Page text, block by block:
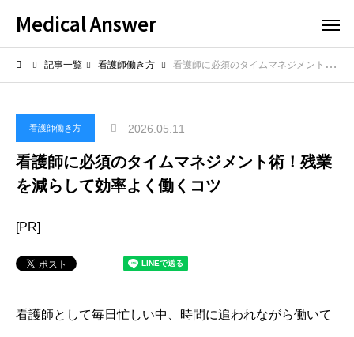
Medical Answer
記事一覧 看護師働き方 看護師に必須のタイムマネジメント術！残業を減らして効率よく働くコツ
看護師働き方 2026.05.11
看護師に必須のタイムマネジメント術！残業
を減らして効率よく働くコツ
[PR]
看護師として毎日忙しい中、時間に追われながら働いて